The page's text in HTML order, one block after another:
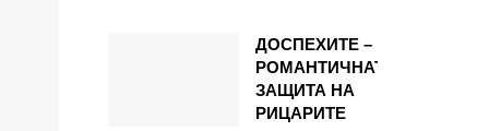
ДОСПЕХИТЕ –
РОМАНТИЧНАТА
ЗАЩИТА НА
РИЦАРИТЕ